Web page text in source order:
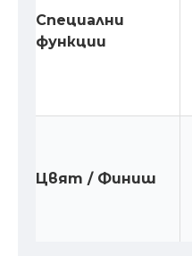
Специални
функции
Цвят / Финиш